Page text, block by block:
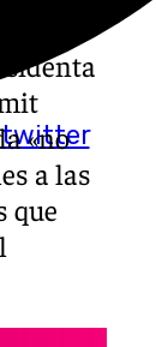
«no
a las
que